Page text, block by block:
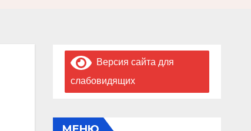
Версия сайта для
слабовидящих